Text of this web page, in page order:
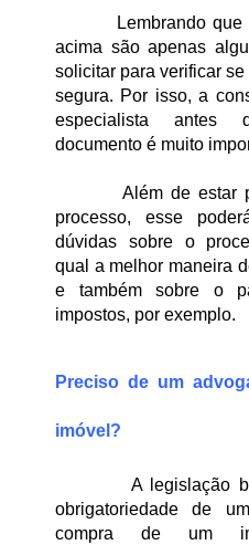
Lembrando
acima são apenas
solicitar para verificar
segura. Por isso, a
especialista antes
documento é muito
Além de estar
processo, esse
dúvidas sobre o
qual a melhor maneira
e também sobre o
impostos, por exemplo.
Preciso de um
imóvel?
A legislação
obrigatoriedade de
compra de um